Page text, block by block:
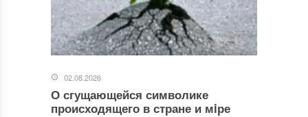
02.08.2026
О сгущающейся символике
происходящего в стране и мiре